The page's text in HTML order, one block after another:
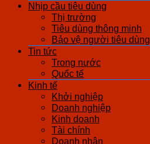
Nhịp cầu tiêu dùng
Thị trường
Tiêu dùng thông minh
Bảo vệ người tiêu dùng
Tin tức
Trong nước
Quốc tế
Kinh tế
Khởi nghiệp
Doanh nghiệp
Kinh doanh
Tài chính
Doanh nhân